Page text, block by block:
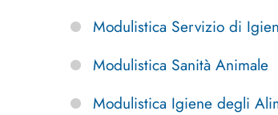
Modulistica Servizio di
Modulistica Sanità Animale
Modulistica Igiene degli